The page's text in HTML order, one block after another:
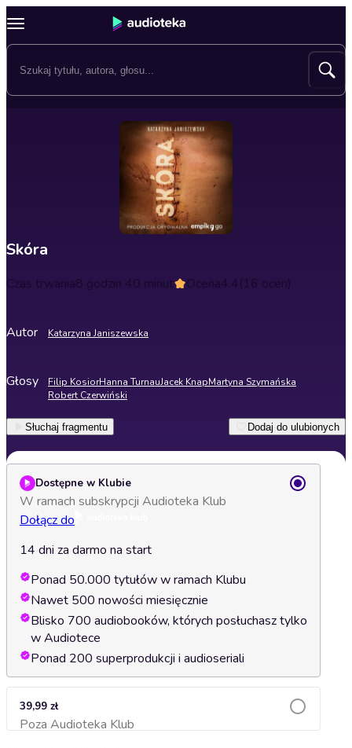
Skóra
Czas trwania8 godzin 40 minut Ocena4.4(16 ocen)
Autor Katarzyna Janiszewska
Głosy Filip KosiorHanna TurnauJacek KnapMartyna Szymańska
Robert Czerwiński
Słuchaj fragmentu Dodaj do ulubionych
Dostępne w Klubie
W ramach subskrypcji Audioteka Klub
Dołącz do
14 dni za darmo na start
Ponad 50.000 tytułów w ramach Klubu
Nawet 500 nowości miesięcznie
Blisko 700 audiobooków, których posłuchasz tylko
w Audiotece
Ponad 200 superprodukcji i audioseriali
39,99 zł
Poza Audioteka KlubDodaj do koszyka